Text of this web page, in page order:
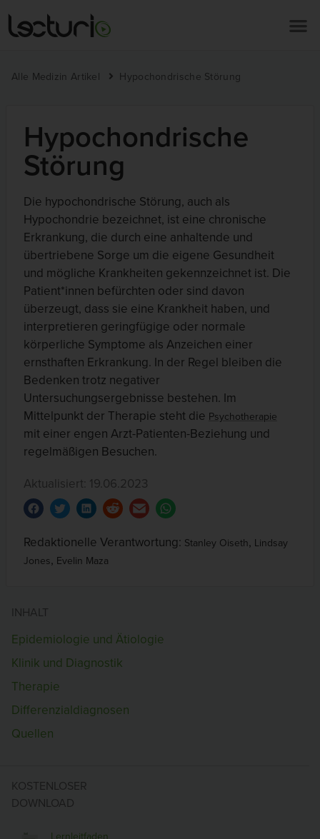
Alle Medizin Artikel Hypochondrische Störung
Hypochondrische
Störung
Die hypochondrische Störung, auch als
Hypochondrie bezeichnet, ist eine chronische
Erkrankung, die durch eine anhaltende und
übertriebene Sorge um die eigene Gesundheit
und mögliche Krankheiten gekennzeichnet ist. Die
Patient*innen befürchten oder sind davon
überzeugt, dass sie eine Krankheit haben, und
interpretieren geringfügige oder normale
körperliche Symptome als Anzeichen einer
ernsthaften Erkrankung. In der Regel bleiben die
Bedenken trotz negativer
Untersuchungsergebnisse bestehen. Im
Mittelpunkt der Therapie steht die Psychotherapie
mit einer engen Arzt-Patienten-Beziehung und
regelmäßigen Besuchen.
Aktualisiert: 19.06.2023
Redaktionelle Verantwortung: Stanley Oiseth, Lindsay
Jones, Evelin Maza
INHALT
Epidemiologie und Ätiologie
Klinik und Diagnostik
Therapie
Differenzialdiagnosen
Quellen
KOSTENLOSER
DOWNLOAD